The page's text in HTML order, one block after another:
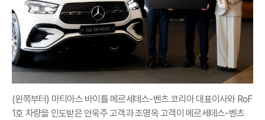
(왼쪽부터) 마티아스 바이틀 메르세데스-벤츠 코리아 대표이사와 RoF
1호 차량을 인도받은 안욱주 고객과 조영옥 고객이 메르세데스-벤츠